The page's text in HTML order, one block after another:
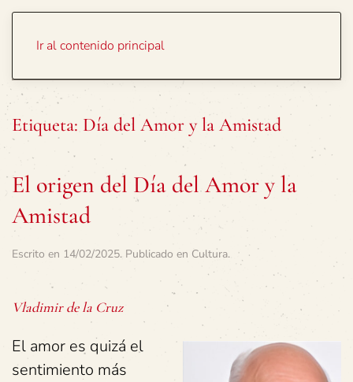
Ir al contenido principal
Etiqueta: Día del Amor y la Amistad
El origen del Día del Amor y la
Amistad
Escrito en 14/02/2025. Publicado en Cultura.
Vladimir de la Cruz
El amor es quizá el
sentimiento más